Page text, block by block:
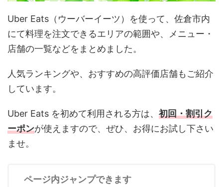
Uber Eats（ウーバーイーツ）を使って、佐倉市内
にて料理を注文できるエリアの範囲や、メニュー・
店舗の一覧などをまとめました。
人気ランキングや、おすすめの高評価店舗もご紹介
しています。
Uber Eats を初めて利用される方は、 初回・割引ク
ーポンが使えますので、ぜひ、お得にお試し下さい
ませ。
ページ内ジャンプできます